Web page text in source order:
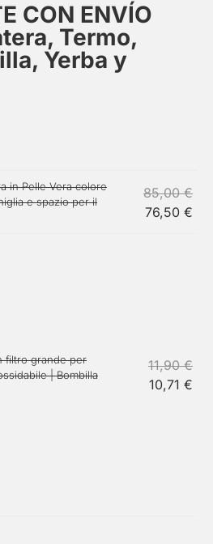
CON ENVÍO
Termo,
Yerba y
in Pelle Vera colore
e spazio per il
85,00€
76,50 €
filtro grande per
| Bombilla
11,90€
10,71 €